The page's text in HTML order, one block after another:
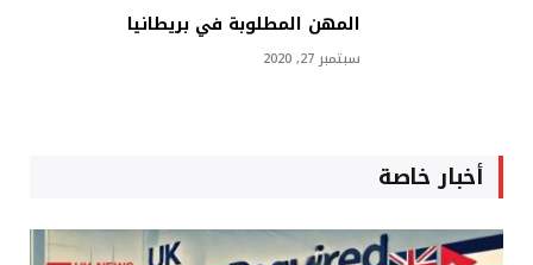
المهن المطلوبة في بريطانيا
سبتمبر 27, 2020
أخبار خاصة